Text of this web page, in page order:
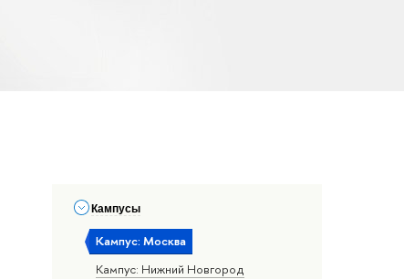
Кампусы
Кампус: Москва
Кампус: Нижний Новгород